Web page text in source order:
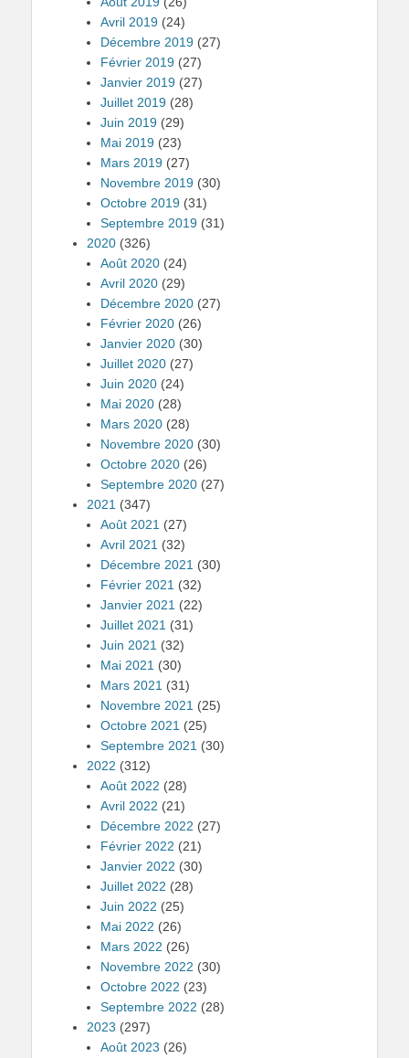
Avril 2019 (24)
Décembre 2019 (27)
Février 2019 (27)
Janvier 2019 (27)
Juillet 2019 (28)
Juin 2019 (29)
Mai 2019 (23)
Mars 2019 (27)
Novembre 2019 (30)
Octobre 2019 (31)
Septembre 2019 (31)
2020 (326)
Août 2020 (24)
Avril 2020 (29)
Décembre 2020 (27)
Février 2020 (26)
Janvier 2020 (30)
Juillet 2020 (27)
Juin 2020 (24)
Mai 2020 (28)
Mars 2020 (28)
Novembre 2020 (30)
Octobre 2020 (26)
Septembre 2020 (27)
2021 (347)
Août 2021 (27)
Avril 2021 (32)
Décembre 2021 (30)
Février 2021 (32)
Janvier 2021 (22)
Juillet 2021 (31)
Juin 2021 (32)
Mai 2021 (30)
Mars 2021 (31)
Novembre 2021 (25)
Octobre 2021 (25)
Septembre 2021 (30)
2022 (312)
Août 2022 (28)
Avril 2022 (21)
Décembre 2022 (27)
Février 2022 (21)
Janvier 2022 (30)
Juillet 2022 (28)
Juin 2022 (25)
Mai 2022 (26)
Mars 2022 (26)
Novembre 2022 (30)
Octobre 2022 (23)
Septembre 2022 (28)
2023 (297)
Août 2023 (26)